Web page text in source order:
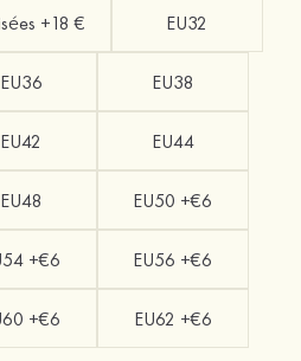
+18 € EU32
EU36 EU38
EU42 EU44
EU48 EU50 +€6
+€6 EU56 +€6
+€6 EU62 +€6